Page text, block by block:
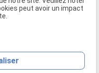
Wallace
- PARIS
peut avoir un impact